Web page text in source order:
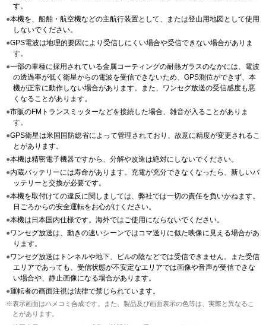
す。
●本機を、船舶・航空機などの主航行装置として、または登山用地図として使用
しないでください。
●GPS電波は地理的要因により受信しにくい場合や受信できない場合がありま
す。
●一部の車種に採用されている金属コーティングの耐熱ガラスのなかには、電波
の透過率が低く衛星からの電波を受信できないため、GPS測位ができず、本
機が正常に動作しない場合があります。また、ワンセグ放送の受信感度も悪
くなることがあります。
●市販のFMトランスミッターなどを接続した場合、雑音が入ることがありま
す。
●GPS衛星は米国国防総省によって管理されており、故意に精度が変更されるこ
とがあります。
●本機は精密電子機器ですから、分解や改造は絶対にしないでください。
●内蔵バッテリーには寿命があります。充電が充分できなくなったら、新しいバ
ッテリーと交換が必要です。
●本機を取付けての違反に関しましては、弊社では一切の責任を負いかねます。
日ごろからの安全運転をお心がけください。
●本機は日本国内仕様です。海外ではご使用にならないでください。
●ワンセグ放送は、動きの速いシーンではコマ送りに似た映像に見える場合があ
ります。
●ワンセグ放送はトンネルや地下、ビルの陰などでは受信できません。また受信
エリアであっても、受信状態が不安定なエリアでは画像や音声が受信できな
い場合や、静止画像になる場合があります。
●運転者の画面注視は法律で禁じられています。
※表示画面はハメコミ合成です。また、製品及び画面表示の色等は、実際と異なるこ
とがあります。